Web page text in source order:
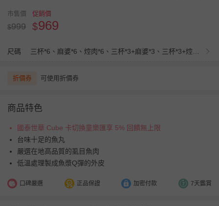
市售價
$999
促銷價
$969
尺碼
折價券 可使用折價券
商品特色
國泰世華 Cube 卡切換童樂匯享 5% 回饋無上限
台味十足的魚丸
嚴選在地高品質的虱目魚肉
低溫處理製成魚漿Q彈的外皮
口碑嚴選 正品保證 加密付款 7天鑑賞